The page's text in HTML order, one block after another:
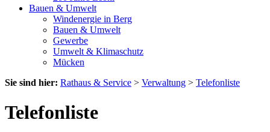
Bauen & Umwelt
Windenergie in Berg
Bauen & Umwelt
Gewerbe
Umwelt & Klimaschutz
Mücken
Sie sind hier: Rathaus & Service > Verwaltung > Telefonliste
Telefonliste